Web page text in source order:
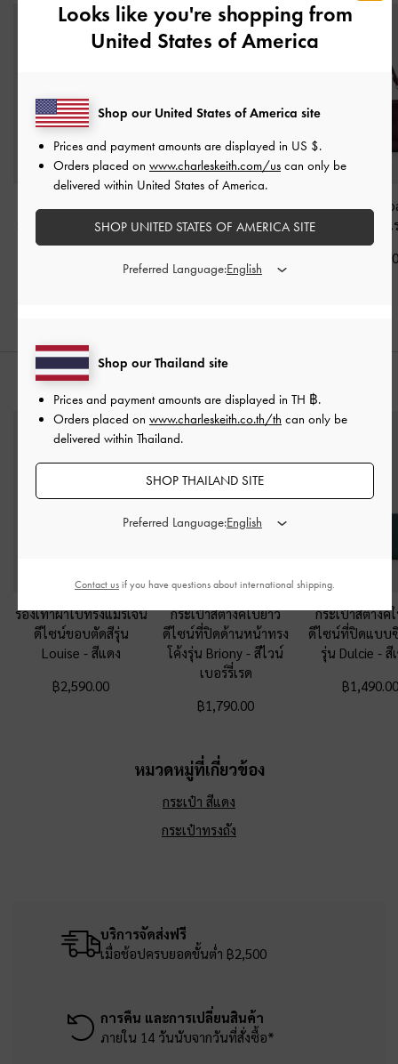
กระเป๋าโท้ทพร้อมชาร์
มลูกปัดรุ่น Baral-สีไวน์
เบอร์รี่เรด
กระเป๋าโฮโบดีไซน์จับจีบ
รุ่น Ciara-สีเบอร์กันดี
กระเป๋าถือรุ่น
ไวน์เบอร์รี่
฿2,790.00
รองเท้าผ้าใบทรงแมรี่เจน
ดีไซน์ขอบตัดสีรุ่น
Louise - สีแดง
฿2,590.00
กระเป๋าสตางค์ใบยาว
ดีไซน์ที่ปิดด้านหน้าทรง
โค้งรุ่น Briony-สีไวน์
เบอร์รี่เรด
฿1,790.00
กระเป๋าสตางค์
ดีไซน์ที่ปิดแบบ
รุ่น Dulcie-สี
฿1,490.00
หมวดหมู่ที่เกี่ยวข้อง
กระเป๋า สีแดง
กระเป๋าทรงถัง
บริการจัดส่งฟรี
เมื่อช้อปครบยอดขั้นต่ำ ฿2,500
การคืน และการเปลี่ยนสินค้า
ภายใน 14 วันนับจากวันที่สั่งซื้อ*
Looks like you're shopping from
United States of America
Shop our Thailand site
Prices and payment amounts are displayed in TH ฿.
Orders placed on www.charleskeith.co.th/th can only be
delivered within Thailand.
SHOP THAILAND SITE
Preferred Language:
Shop our United States of America site
Prices and payment amounts are displayed in US $.
Orders placed on www.charleskeith.com/us can only be
delivered within United States of America.
SHOP UNITED STATES OF AMERICA SITE
Preferred Language:
Contact us if you have questions about international shipping.